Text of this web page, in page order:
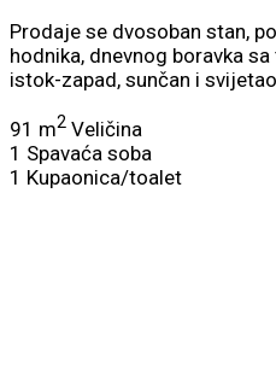
Prodaje se dvosoban stan,
hodnika, dnevnog boravka
istok-zapad, sunčan i
91 m2 Veličina
1 Spavaća soba
1 Kupaonica/toalet